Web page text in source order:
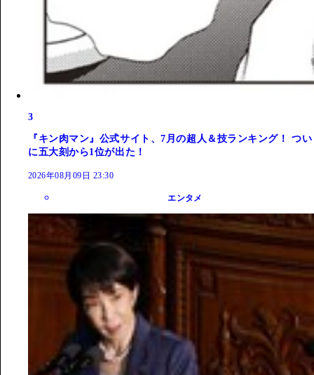
3
『キン肉マン』公式サイト、7月の超人＆技ランキング！ つい
に五大刻から1位が出た！
2026年08月09日 23:30
エンタメ